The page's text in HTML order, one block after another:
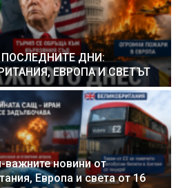
ДНИ:
ЕВРОПА И СВЕТЪТ
новини от
Европа и света от 16